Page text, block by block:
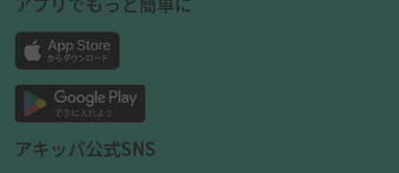
アキッパ公式SNS